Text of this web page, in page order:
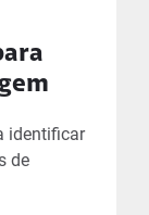
identificar
de